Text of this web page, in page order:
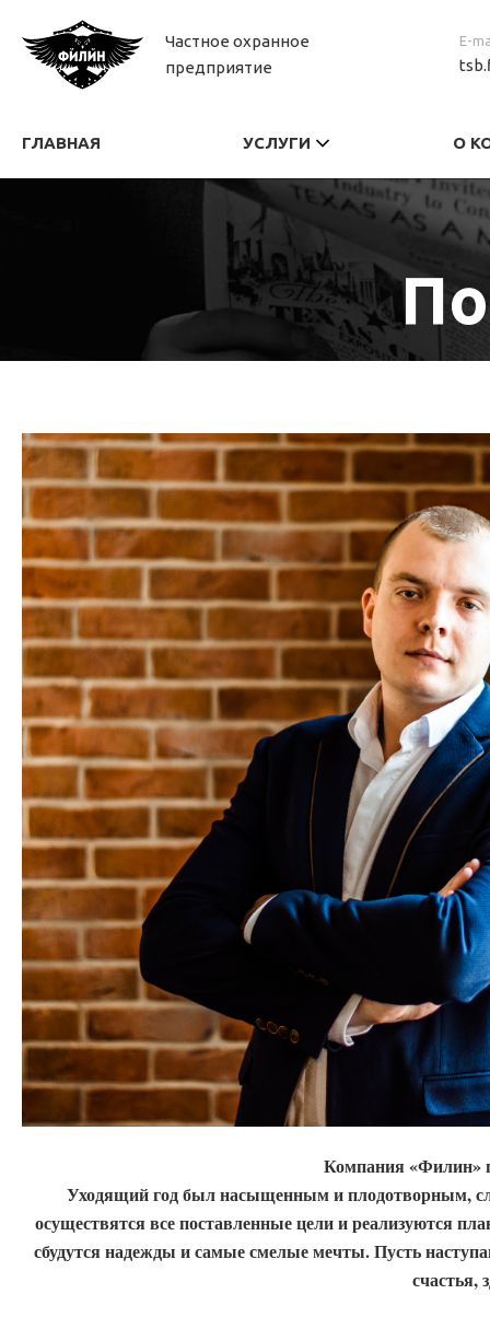
Частное охранное
предприятие
E-
ГЛАВНАЯ УСЛУГИ О
Компания «Филин»
Уходящий год был насыщенным и плодотворным,
осуществятся все поставленные цели и реализуются
сбудутся надежды и самые смелые мечты. Пусть
счастья,